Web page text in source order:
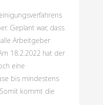
Geplant war, dass
Arbeitgeber
18.2.2022 hat der
eine
bis mindestens
kommt die